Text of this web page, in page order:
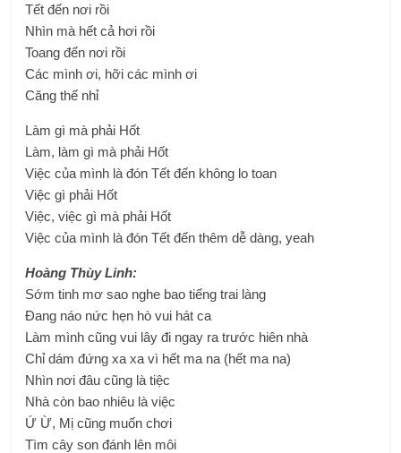
Tết đến nơi rồi
Nhìn mà hết cả hơi rồi
Toang đến nơi rồi
Các mình ơi, hỡi các mình ơi
Căng thế nhỉ
Làm gì mà phải Hốt
Làm, làm gì mà phải Hốt
Việc của mình là đón Tết đến không lo toan
Việc gì phải Hốt
Việc, việc gì mà phải Hốt
Việc của mình là đón Tết đến thêm dễ dàng, yeah
Hoàng Thùy Linh:
Sớm tinh mơ sao nghe bao tiếng trai làng
Đang náo nức hẹn hò vui hát ca
Làm mình cũng vui lây đi ngay ra trước hiên nhà
Chỉ dám đứng xa xa vì hết ma na (hết ma na)
Nhìn nơi đâu cũng là tiệc
Nhà còn bao nhiêu là việc
Ứ Ừ, Mị cũng muốn chơi
Tìm cây son đánh lên môi